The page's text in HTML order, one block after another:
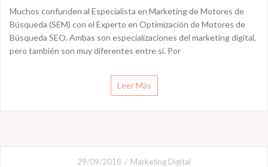
Muchos confunden al Especialista en Marketing de Motores de
Búsqueda (SEM) con el Experto en Optimización de Motores de
Búsqueda SEO. Ambas son especializaciones del marketing digital,
pero también son muy diferentes entre sí. Por
Leer Más
29/09/2018 Marketing Digital